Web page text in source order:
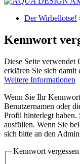
Der Wirbellotse!
Kennwort
Diese Seite verwendet
erklären Sie sich damit
Weitere Informationen
Wenn Sie Ihr
Benutzernamen oder
Profil hinterlegt haben.
ausfüllen. Wenn Sie
sich bitte an den
Kennwort vergessen